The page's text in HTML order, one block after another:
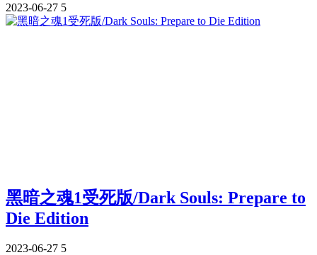
2023-06-27 5
黑暗之魂1受死版/Dark Souls: Prepare to
Die Edition
2023-06-27 5